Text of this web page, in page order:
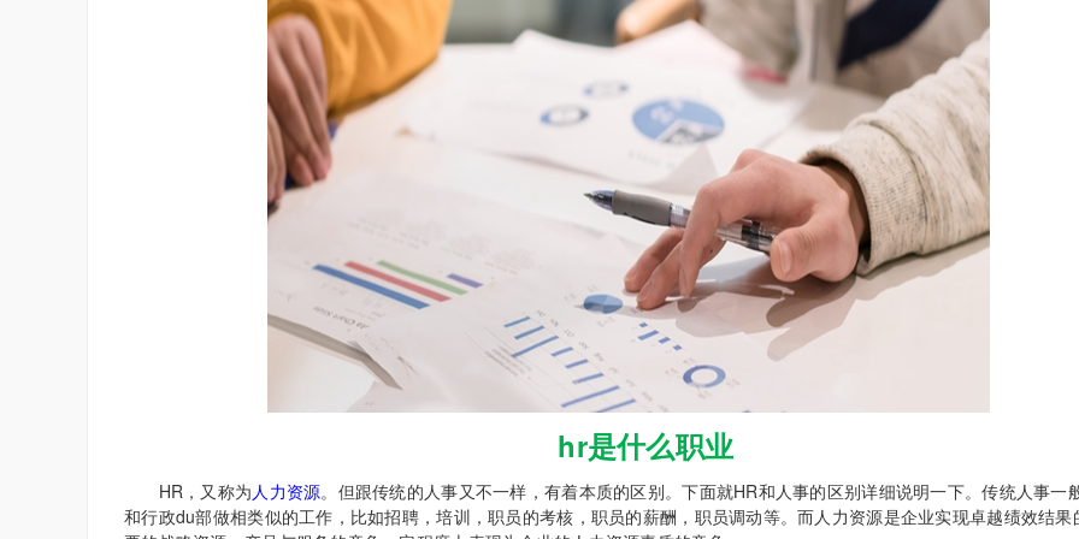
hr是什么职业
HR，又称为人力资源。但跟传统的人事又不一样，有着本质的区别。下面就HR和人事的区别详细说明一下。传统人事一
和行政du部做相类似的工作，比如招聘，培训，职员的考核，职员的薪酬，职员调动等。而人力资源是企业实现卓越绩效结果